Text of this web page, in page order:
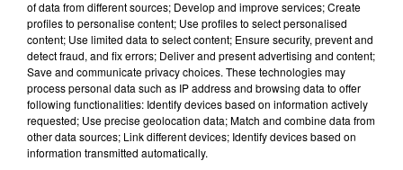
ARIANA GRANDE
Hate That I Made You Love
Me
IYAZ
Replay
of data from different sources; Develop and improve services; Create
profiles to personalise content; Use profiles to select personalised
content; Use limited data to select content; Ensure security, prevent and
detect fraud, and fix errors; Deliver and present advertising and content;
Save and communicate privacy choices. These technologies may
process personal data such as IP address and browsing data to offer
following functionalities: Identify devices based on information actively
requested; Use precise geolocation data; Match and combine data from
other data sources; Link different devices; Identify devices based on
information transmitted automatically.